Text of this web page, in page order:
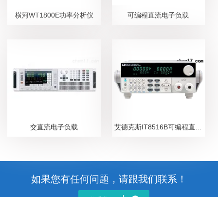
横河WT1800E功率分析仪 可编程直流电子负载
交直流电子负载 艾德克斯IT8516B可编程直流电子负载
如果您有任何问题，请跟我们联系！